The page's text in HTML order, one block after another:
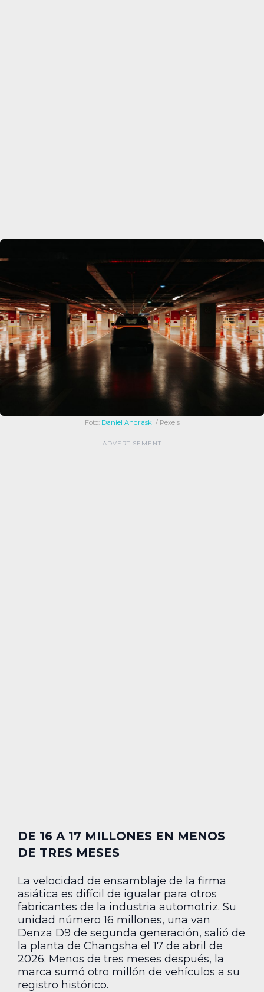
Foto: Daniel Andraski / Pexels
DE 16 A 17 MILLONES EN MENOS
DE TRES MESES
La velocidad de ensamblaje de la firma
asiática es difícil de igualar para otros
fabricantes de la industria automotriz. Su
unidad número 16 millones, una van
Denza D9 de segunda generación, salió de
la planta de Changsha el 17 de abril de
2026. Menos de tres meses después, la
marca sumó otro millón de vehículos a su
registro histórico.